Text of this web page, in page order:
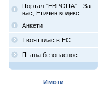
Портал "ЕВРОПА" - За
нас; Етичен кодекс
Анкети
Твоят глас в ЕС
Пътна безопасност
Имоти